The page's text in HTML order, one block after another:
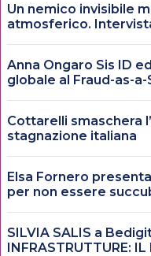
Un nemico invisibile
atmosferico.
Anna Ongaro Sis ID
globale al Fraud-as-a-
Cottarelli smaschera
stagnazione italiana
Elsa Fornero
per non essere
SILVIA SALIS a
INFRASTRUTTURE: IL